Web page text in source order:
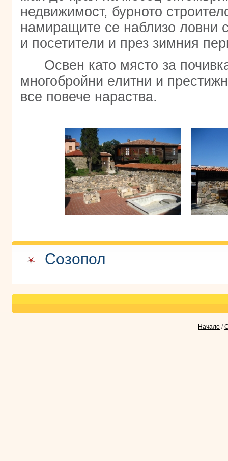
недвижимост, бурното
намиращите се наблизо ловни
и посетители и през зимния
Освен като място за
многобройни елитни и
все повече нараства.
Созопол
Начало /